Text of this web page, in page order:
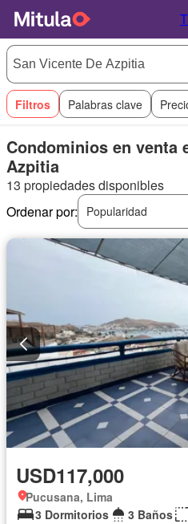
Filtros Palabras clave
Condominios en venta
Azpitia
13 propiedades disponibles
Ordenar por:
Popularidad
USD117,000
Pucusana, Lima
3 Dormitorios
3 Baños